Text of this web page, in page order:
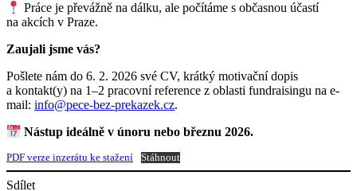
Práce je převážně na dálku, ale počítáme s občasnou účastí
na akcích v Praze.
Zaujali jsme vás?
Pošlete nám do 6. 2. 2026 své CV, krátký motivační dopis
a kontakt(y) na 1–2 pracovní reference z oblasti fundraisingu na e-
mail: info@pece-bez-prekazek.cz.
Nástup ideálně v únoru nebo březnu 2026.
PDF verze inzerátu ke stažení Stáhnout
Sdílet